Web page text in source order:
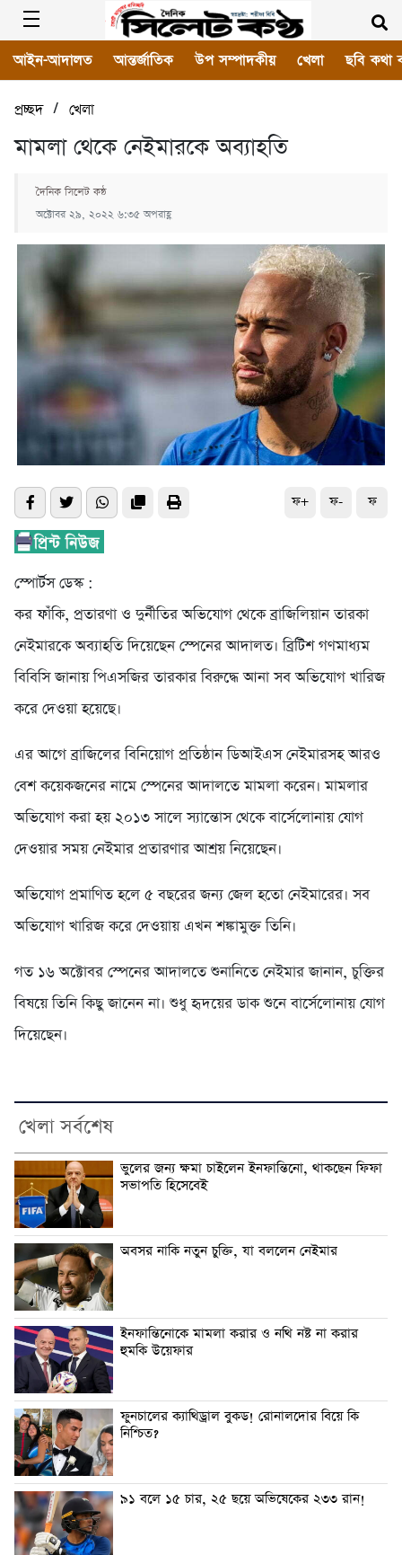
আইন-আদালত আন্তর্জাতিক উপ সম্পাদকীয় খেলা ছবি কথা
প্রচ্ছদ/ খেলা
মামলা থেকে নেইমারকে অব্যাহতি
দৈনিক সিলেট কন্ঠ
অক্টোবর ২৯, ২০২২ ৬:৩৫ অপরাহ্ণ
ফ+ ফ- ফ
স্পোর্টস ডেস্ক :
কর ফাঁকি, প্রতারণা ও দুর্নীতির অভিযোগ থেকে ব্রাজিলিয়ান তারকা
নেইমারকে অব্যাহতি দিয়েছেন স্পেনের আদালত। ব্রিটিশ গণমাধ্যম
বিবিসি জানায় পিএসজির তারকার বিরুদ্ধে আনা সব অভিযোগ খারিজ
করে দেওয়া হয়েছে।
এর আগে ব্রাজিলের বিনিয়োগ প্রতিষ্ঠান ডিআইএস নেইমারসহ আরও
বেশ কয়েকজনের নামে স্পেনের আদালতে মামলা করেন। মামলার
অভিযোগ করা হয় ২০১৩ সালে স্যান্তোস থেকে বার্সেলোনায় যোগ
দেওয়ার সময় নেইমার প্রতারণার আশ্রয় নিয়েছেন।
অভিযোগ প্রমাণিত হলে ৫ বছরের জন্য জেল হতো নেইমারের। সব
অভিযোগ খারিজ করে দেওয়ায় এখন শঙ্কামুক্ত তিনি।
গত ১৬ অক্টোবর স্পেনের আদালতে শুনানিতে নেইমার জানান, চুক্তির
বিষয়ে তিনি কিছু জানেন না। শুধু হৃদয়ের ডাক শুনে বার্সেলোনায় যোগ
দিয়েছেন।
খেলা সর্বশেষ
ভুলের জন্য ক্ষমা চাইলেন ইনফান্তিনো, থাকছেন ফিফা
সভাপতি হিসেবেই
অবসর নাকি নতুন চুক্তি, যা বললেন নেইমার
ইনফান্তিনোকে মামলা করার ও নথি নষ্ট না করার
হুমকি উয়েফার
ফুনচালের ক্যাথিড্রাল বুকড! রোনালদোর বিয়ে কি
নিশ্চিত?
৯১ বলে ১৫ চার, ২৫ ছয়ে অভিষেকের ২৩৩ রান!